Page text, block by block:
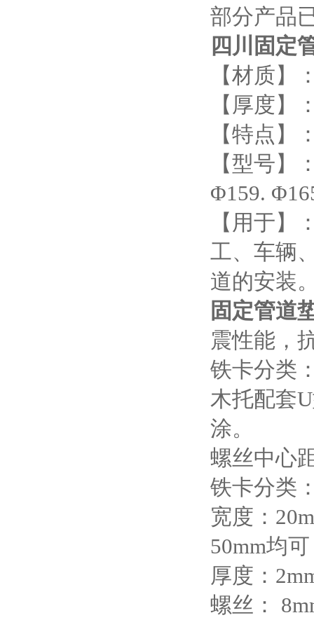
部分产品
四川固定
【材质】
【厚度】
【特点】
【型号
Φ159.
【用于
工、车辆
道的安装
固定管道
震性能，
铁卡分类
木托配套
涂。
螺丝中心
铁卡分类
宽度：
50mm均可
厚度：
螺丝：